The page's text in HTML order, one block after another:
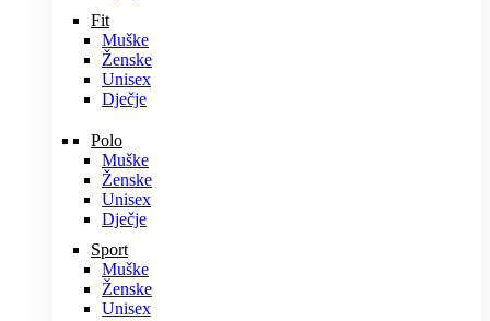
Fit
Muške
Ženske
Unisex
Dječje
Polo
Muške
Ženske
Unisex
Dječje
Sport
Muške
Ženske
Unisex